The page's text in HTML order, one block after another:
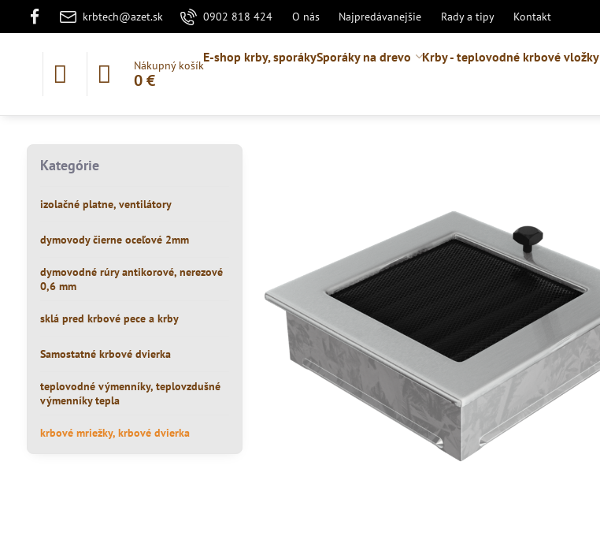
krbtech@azet.sk 0902 818 424 O nás Najpredávanejšie Rady a tipy Kontakt
Nákupný košík
0 €
E-shop krby, sporákySporáky na drevo Krby - teplovodné krbové vložky
Kategórie
izolačné platne, ventilátory
dymovody čierne oceľové 2mm
dymovodné rúry antikorové, nerezové
0,6 mm
sklá pred krbové pece a krby
Samostatné krbové dvierka
teplovodné výmenníky, teplovzdušné
výmenníky tepla
krbové mriežky, krbové dvierka